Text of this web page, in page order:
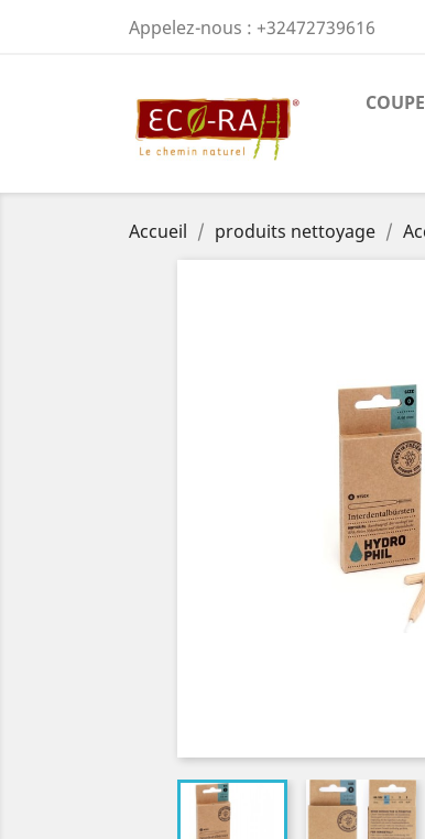
Appelez-nous : +32472739616
Accueil produits nettoyage